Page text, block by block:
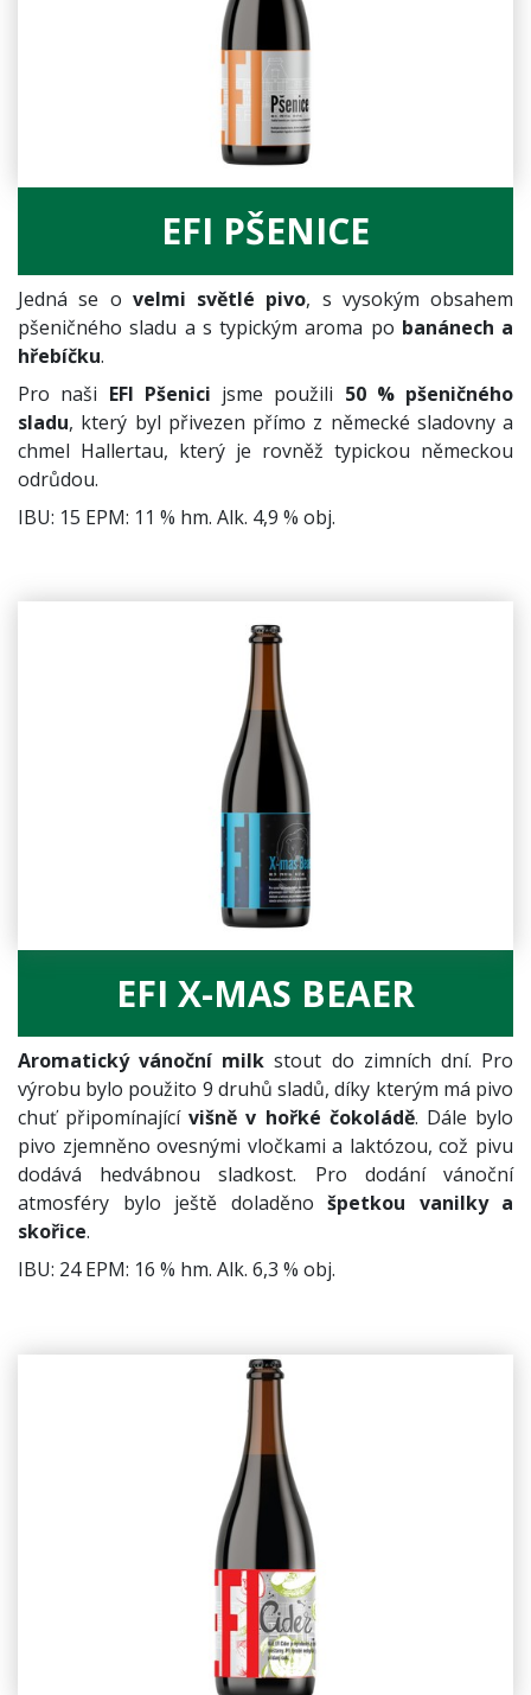
EFI PŠENICE
Jedná se o velmi světlé pivo, s vysokým obsahem
pšeničného sladu a s typickým aroma po banánech a
hřebíčku.
Pro naši EFI Pšenici jsme použili 50 % pšeničného
sladu, který byl přivezen přímo z německé sladovny a
chmel Hallertau, který je rovněž typickou německou
odrůdou.
IBU: 15 EPM: 11 % hm. Alk. 4,9 % obj.
EFI X-MAS BEAER
Aromatický vánoční milk stout do zimních dní. Pro
výrobu bylo použito 9 druhů sladů, díky kterým má pivo
chuť připomínajícívišně v hořké čokoládě. Dále bylo
pivo zjemněno ovesnými vločkami a laktózou, což pivu
dodává hedvábnou sladkost. Pro dodání vánoční
atmosféry bylo ještě doladěno špetkou vanilky a
skořice.
IBU: 24 EPM: 16 % hm. Alk. 6,3 % obj.